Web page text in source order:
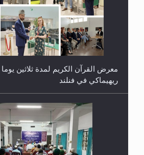
معرض القرآن الكريم لمدة ثلاثين
ريهيماكي في فنلند